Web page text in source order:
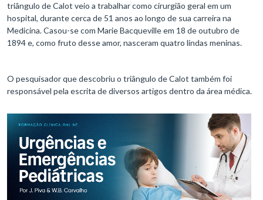
triângulo de Calot veio a trabalhar como cirurgião geral em um
hospital, durante cerca de 51 anos ao longo de sua carreira na
Medicina. Casou-se com Marie Bacqueville em 18 de outubro de
1894 e, como fruto desse amor, nasceram quatro lindas meninas.
O pesquisador que descobriu o triângulo de Calot também foi
responsável pela escrita de diversos artigos dentro da área médica.